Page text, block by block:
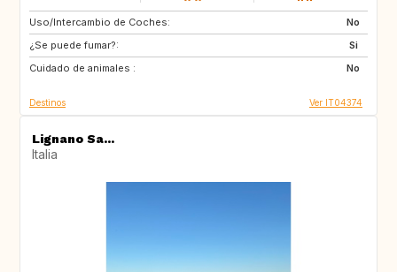
Uso/Intercambio de Coches:
No
¿Se puede fumar?:
Si
Cuidado de animales :
No
IS
Destinos Ver IT04374
Lignano Sa...
Italia